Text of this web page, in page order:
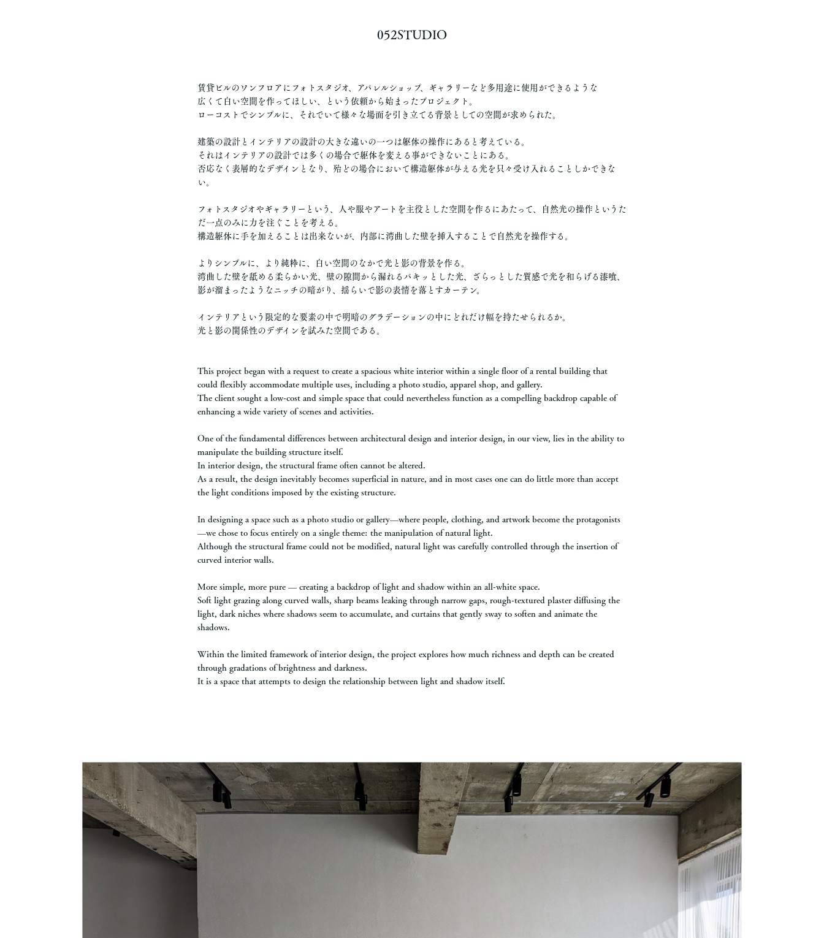
052STUDIO
賃貸ビルのワンフロアにフォトスタジオ、アパレルショップ、ギャラリーなど多用途に使用ができるような
広くて白い空間を作ってほしい、という依頼から始まったプロジェクト。
ローコストでシンプルに、それでいて様々な場面を引き立てる背景としての空間が求められた。
建築の設計とインテリアの設計の大きな違いの一つは躯体の操作にあると考えている。
それはインテリアの設計では多くの場合で躯体を変える事ができないことにある。
否応なく表層的なデザインとなり、殆どの場合において構造躯体が与える光を只々受け入れることしかできな
い。
フォトスタジオやギャラリーという、人や服やアートを主役とした空間を作るにあたって、自然光の操作というた
だ一点のみに力を注ぐことを考える。
構造躯体に手を加えることは出来ないが、内部に湾曲した壁を挿入することで自然光を操作する。
よりシンプルに、より純粋に、白い空間のなかで光と影の背景を作る。
湾曲した壁を舐める柔らかい光、壁の隙間から漏れるパキッとした光、ざらっとした質感で光を和らげる漆喰、
影が溜まったようなニッチの暗がり、揺らいで影の表情を落とすカーテン。
インテリアという限定的な要素の中で明暗のグラデーションの中にどれだけ幅を持たせられるか。
光と影の関係性のデザインを試みた空間である。
This project began with a request to create a spacious white interior within a single floor of a rental building that
could flexibly accommodate multiple uses, including a photo studio, apparel shop, and gallery.
The client sought a low-cost and simple space that could nevertheless function as a compelling backdrop capable of
enhancing a wide variety of scenes and activities.
One of the fundamental differences between architectural design and interior design, in our view, lies in the ability to
manipulate the building structure itself.
In interior design, the structural frame often cannot be altered.
As a result, the design inevitably becomes superficial in nature, and in most cases one can do little more than accept
the light conditions imposed by the existing structure.
In designing a space such as a photo studio or gallery—where people, clothing, and artwork become the protagonists
—we chose to focus entirely on a single theme: the manipulation of natural light.
Although the structural frame could not be modified, natural light was carefully controlled through the insertion of
curved interior walls.
More simple, more pure — creating a backdrop of light and shadow within an all-white space.
Soft light grazing along curved walls, sharp beams leaking through narrow gaps, rough-textured plaster diffusing the
light, dark niches where shadows seem to accumulate, and curtains that gently sway to soften and animate the
shadows.
Within the limited framework of interior design, the project explores how much richness and depth can be created
through gradations of brightness and darkness.
It is a space that attempts to design the relationship between light and shadow itself.